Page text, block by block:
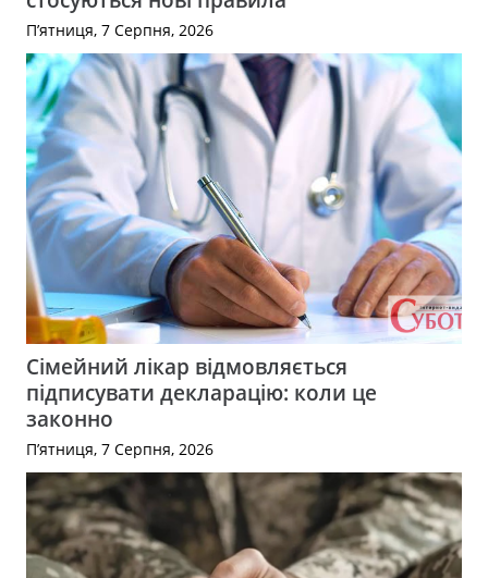
П’ятниця, 7 Серпня, 2026
Сімейний лікар відмовляється
підписувати декларацію: коли це
законно
П’ятниця, 7 Серпня, 2026